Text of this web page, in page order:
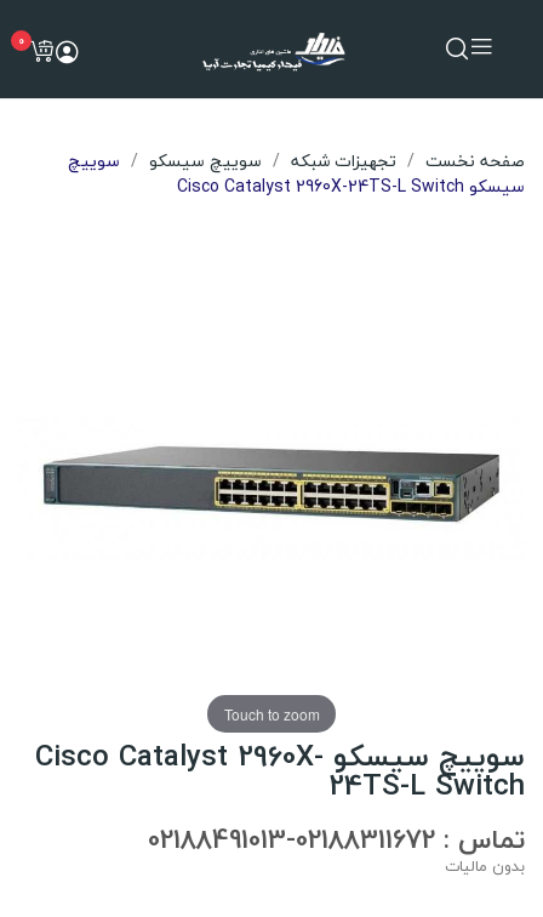
0
صفحه نخست تجهیزات شبکه سوییچ سیسکو
سوییچ
سیسکو Cisco Catalyst 2960X-24TS-L Switch
Touch to zoom
سوییچ سیسکو Cisco Catalyst 2960X-
24TS-L Switch
تماس : 02188311672-02188491013
بدون مالیات